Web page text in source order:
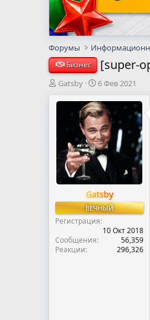
Форумы
Бизнес [super-
А
т
м
ы
Gatsby
Д
т
а
н
а
ч
а
л
6 Фев 2021
Gatsby
ВЕЧНЫЙ
Регистрация
10 Окт 2018
Сообщения
56,359
Реакции
296,326